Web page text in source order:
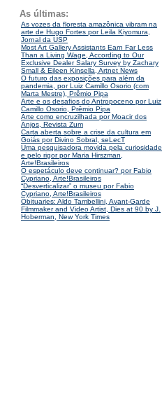
As últimas:
As vozes da floresta amazônica vibram na
arte de Hugo Fortes por Leila Kiyomura,
Jornal da USP
Most Art Gallery Assistants Earn Far Less
Than a Living Wage, According to Our
Exclusive Dealer Salary Survey by Zachary
Small & Eileen Kinsella, Artnet News
O futuro das exposições para além da
pandemia, por Luiz Camillo Osorio (com
Marta Mestre), Prêmio Pipa
Arte e os desafios do Antropoceno por Luiz
Camillo Osorio, Prêmio Pipa
Arte como encruzilhada por Moacir dos
Anjos, Revista Zum
Carta aberta sobre a crise da cultura em
Goiás por Divino Sobral, seLecT
Uma pesquisadora movida pela curiosidade
e pelo rigor por Maria Hirszman,
Arte!Brasileiros
O espetáculo deve continuar? por Fabio
Cypriano, Arte!Brasileiros
“Desverticalizar” o museu por Fabio
Cypriano, Arte!Brasileiros
Obituaries: Aldo Tambellini, Avant-Garde
Filmmaker and Video Artist, Dies at 90 by J.
Hoberman, New York Times